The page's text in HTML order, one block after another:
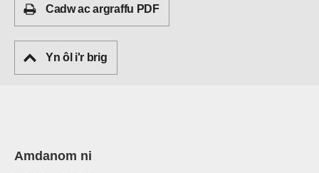
Cadw ac argraffu PDF
Yn ôl i'r brig
Amdanom ni